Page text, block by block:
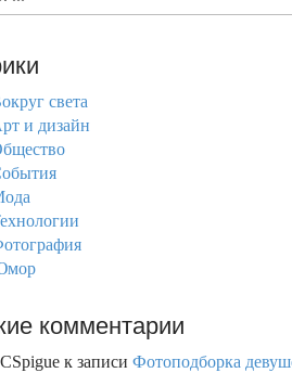
света
и дизайн
комментарии
к записи Фотоподборка